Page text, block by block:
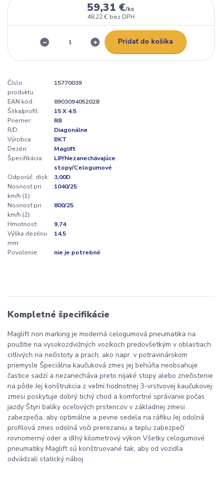
59,31 €/ks
48,22 € bez DPH
Pridať do košíka
Číslo
produktu:
15770039
EAN kód:
8903094052028
Šírka/profil:
15 X 4.5
Priemer:
R8
R/D:
Diagonálne
Výrobca:
BKT
Dezén:
Maglift
Špecifikácia:
LIP/Nezanechávajúce
stopy/Celogumové
Odporúč. disk:
3,00D
Nosnosť pri
km/h (1):
1040/25
Nosnosť pri
km/h (2):
800/25
Hmotnosť:
9,74
Výška dezénu
mm:
14,5
Povolenie: nie je potrebné
Kompletné špecifikácie
Maglift non marking je moderná celogumová pneumatika na
použitie na vysokozdvižných vozíkoch predovšetkým v oblastiach
citlivých na nečistoty a prach, ako napr. v potravinárskom
priemysle Špeciálna kaučuková zmes jej behúňa neobsahuje
častice sadzí a nezanecháva preto nijaké stopy alebo znečistenie
na pôde Jej konštrukcia z veľmi hodnotnej 3-vrstvovej kaučukovej
zmesi poskytuje dobrý tichý chod a komfortné správanie počas
jazdy Štyri balíky oceľových prstencov v základnej zmesi
zabezpečia, aby optimálne a pevne sedela na ráfiku Jej odolná
profilová zmes odolná voči prerezaniu a teplu zabezpečí
rovnomerný oder a dlhý kilometrový výkon Všetky celogumové
pneumatiky Maglift sú konštruované tak, aby od vozidla
odvádzali statický náboj